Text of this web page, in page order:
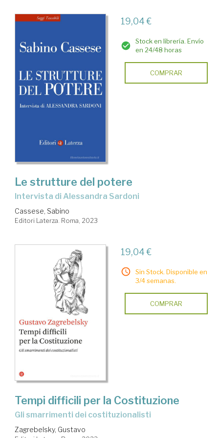
19,04 €
Stock en librería. Envío
en 24/48 horas
COMPRAR
Le strutture del potere
Intervista di Alessandra Sardoni
Cassese, Sabino
Editori Laterza. Roma, 2023
19,04 €
Sin Stock. Disponible en
3/4 semanas.
COMPRAR
Tempi difficili per la Costituzione
gli smarrimenti dei costituzionalisti
Zagrebelsky, Gustavo